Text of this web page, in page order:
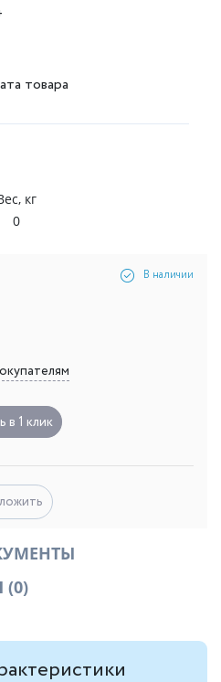
товара
кг
0
В наличии
в 1 клик
(0)